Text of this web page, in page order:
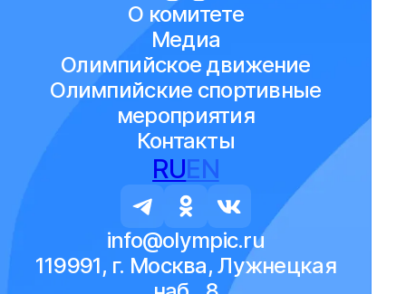
О комитете
Медиа
Олимпийское движение
Олимпийские спортивные
мероприятия
Контакты
RUEN
info@olympic.ru
119991, г. Москва, Лужнецкая